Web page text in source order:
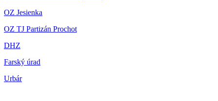
OZ Jesienka
OZ TJ Partizán Prochot
DHZ
Farský úrad
Urbár